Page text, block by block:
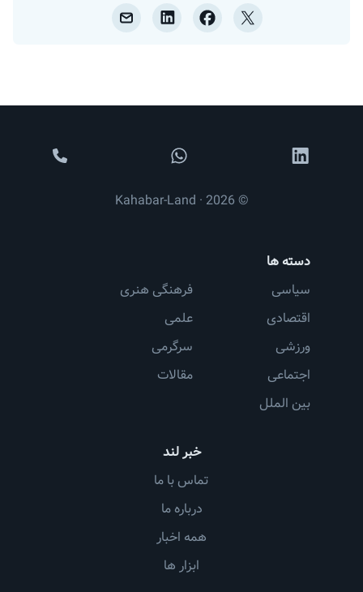
خبر لند
تماس با ما
درباره ما
همه اخبار
ابزار ها
دسته ها
سیاسی
اقتصادی
ورزشی
اجتماعی
بین الملل
فرهنگی هنری
علمی
سرگرمی
مقالات
© 2026 · Kahabar-Land